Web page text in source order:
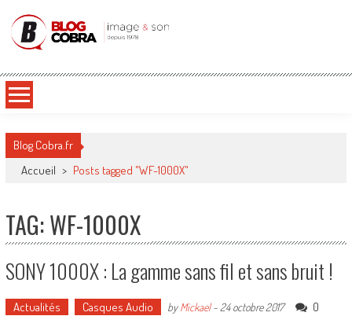
Blog Cobra
Blog Cobra.fr
Accueil > Posts tagged "WF-1000X"
TAG: WF-1000X
SONY 1000X : La gamme sans fil et sans bruit !
Actualités Casques Audio byMickael- 24 octobre 2017 0